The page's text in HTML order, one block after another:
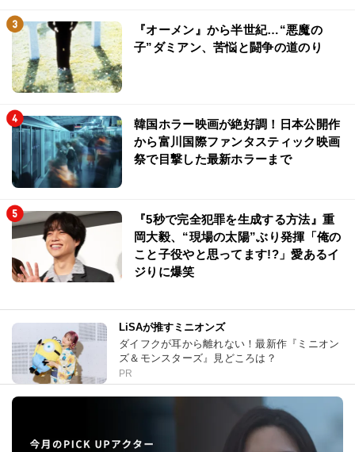
『オーメン』から半世紀…“悪魔の
子”ダミアン、苦悩と闘争の道のり
韓国ホラー映画が絶好調！日本公開作
から富川国際ファンタスティック映画
祭で目撃した最新ホラーまで
『5秒で完全犯罪を生成する方法』重
岡大毅、“現場の太陽”ぶり発揮「俺の
こと子役やと思ってます!?」愛あるイ
ジりに爆笑
LiSAが推すミニオンズ
ダイフクが耳から離れない！最新作『ミニオン
ズ＆モンスターズ』見どころは？
PR